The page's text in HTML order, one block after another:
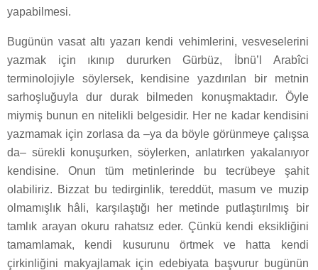
yapabilmesi.
Bugünün vasat altı yazarı kendi vehimlerini, vesveselerini
yazmak için ıkınıp dururken Gürbüz, İbnü’l Arabîci
terminolojiyle söylersek, kendisine yazdırılan bir metnin
sarhoşluğuyla dur durak bilmeden konuşmaktadır. Öyle
miymiş bunun en nitelikli belgesidir. Her ne kadar kendisini
yazmamak için zorlasa da –ya da böyle görünmeye çalışsa
da– sürekli konuşurken, söylerken, anlatırken yakalanıyor
kendisine. Onun tüm metinlerinde bu tecrübeye şahit
olabiliriz. Bizzat bu tedirginlik, tereddüt, masum ve muzip
olmamışlık hâli, karşılaştığı her metinde putlaştırılmış bir
tamlık arayan okuru rahatsız eder. Çünkü kendi eksikliğini
tamamlamak, kendi kusurunu örtmek ve hatta kendi
çirkinliğini makyajlamak için edebiyata başvurur bugünün